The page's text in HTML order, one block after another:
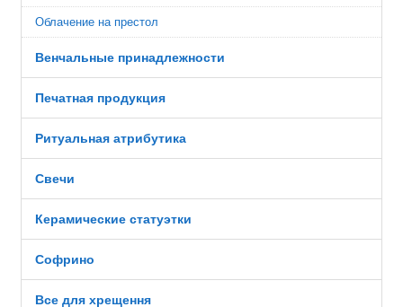
Облачение на престол
Венчальные принадлежности
Печатная продукция
Ритуальная атрибутика
Свечи
Керамические статуэтки
Софрино
Все для хрещення